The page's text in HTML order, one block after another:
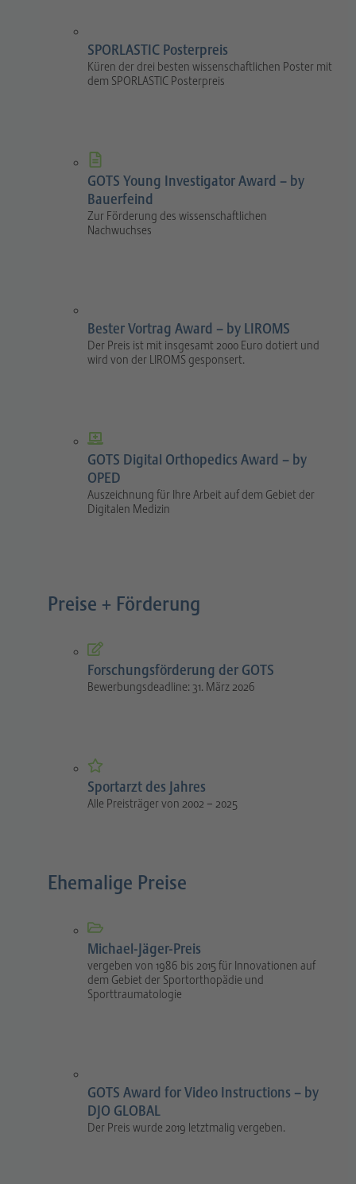
SPORLASTIC Posterpreis
Küren der drei besten wissenschaftlichen Poster mit
dem SPORLASTIC Posterpreis
GOTS Young Investigator Award – by
Bauerfeind
Zur Förderung des wissenschaftlichen
Nachwuchses
Bester Vortrag Award – by LIROMS
Der Preis ist mit insgesamt 2000 Euro dotiert und
wird von der LIROMS gesponsert.
GOTS Digital Orthopedics Award – by
OPED
Auszeichnung für Ihre Arbeit auf dem Gebiet der
Digitalen Medizin
Preise + Förderung
Forschungsförderung der GOTS
Bewerbungsdeadline: 31. März 2026
Sportarzt des Jahres
Alle Preisträger von 2002 – 2025
Ehemalige Preise
Michael-Jäger-Preis
vergeben von 1986 bis 2015 für Innovationen auf
dem Gebiet der Sportorthopädie und
Sporttraumatologie
GOTS Award for Video Instructions – by
DJO GLOBAL
Der Preis wurde 2019 letztmalig vergeben.